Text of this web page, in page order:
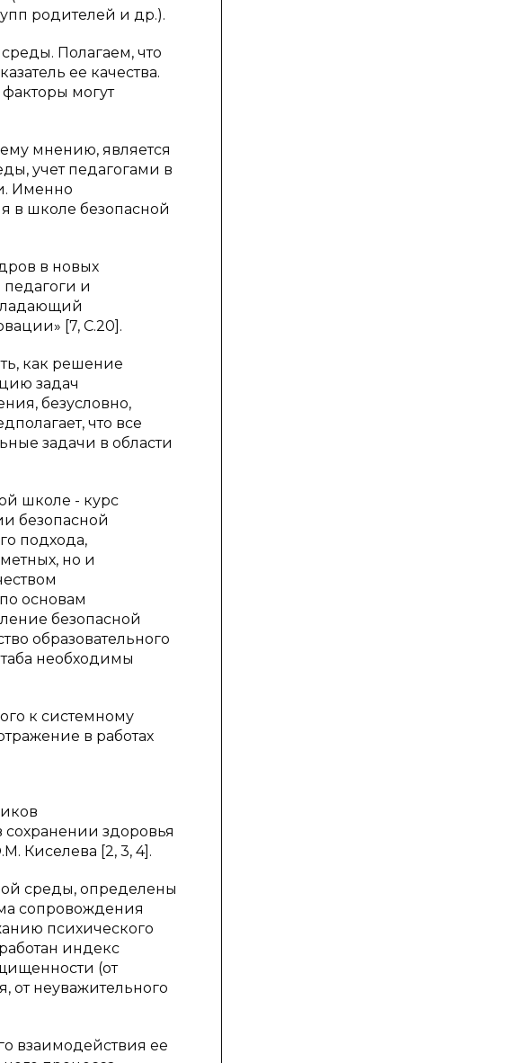
родителей и др.).
Полагаем, что
ее качества.
могут
мнению, является
учет педагогами в
Именно
в школе безопасной
в новых
и
[7, С.20].
как решение
задач
безусловно,
что все
задачи в области
школе - курс
безопасной
подхода,
но и
основам
безопасной
образовательного
необходимы
к системному
в работах
сохранении здоровья
Киселева [2, 3, 4].
среды, определены
сопровождения
психического
индекс
(от
от неуважительного
взаимодействия ее